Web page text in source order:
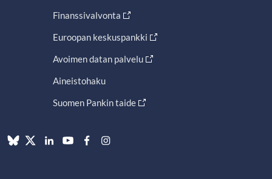
Finanssivalvonta
Euroopan keskuspankki
Avoimen datan palvelu
Aineistohaku
Suomen Pankin taide